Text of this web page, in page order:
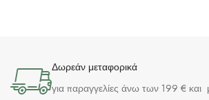
Δωρεάν μεταφορικά
για παραγγελίες άνω των 199 € και